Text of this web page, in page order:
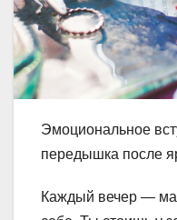
Эмоциональное
передышка после
Каждый вечер —